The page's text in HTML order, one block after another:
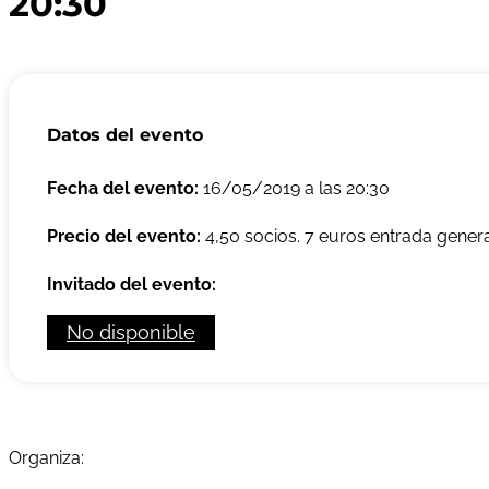
Datos del evento
Fecha del evento: 16/05/2019 a las 20:30
Precio del evento: 4,50 socios. 7 euros entrada
Invitado del evento:
No disponible
Organiza: